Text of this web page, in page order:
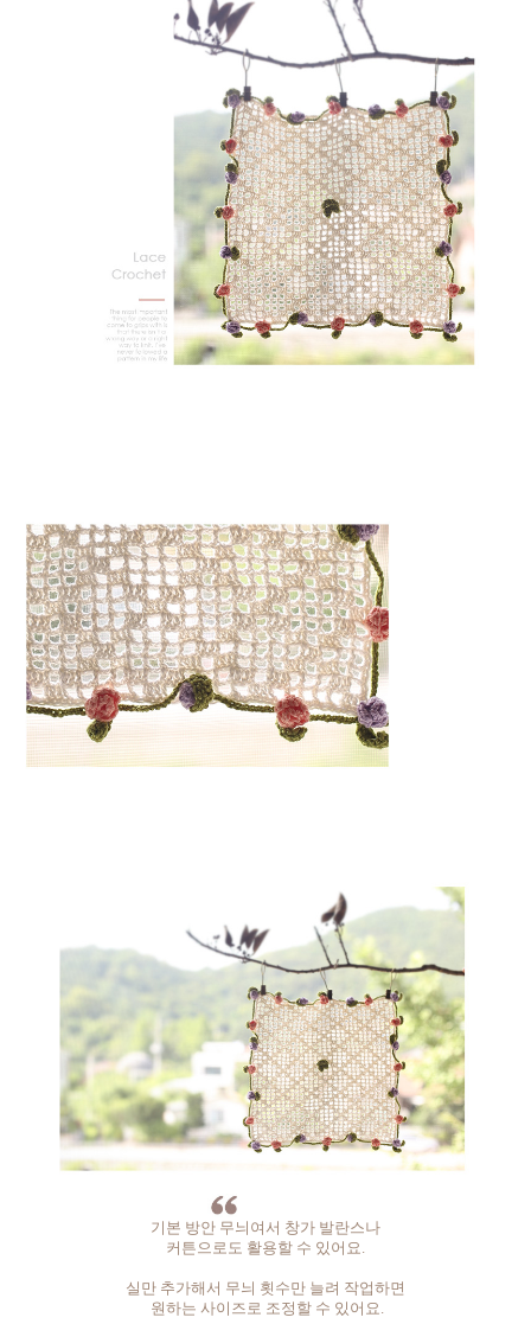
기본 방안 무늬여서 창가 발란스나
커튼으로도 활용할 수 있어요.
실만 추가해서 무늬 횟수만 늘려 작업하면
원하는 사이즈로 조정할 수 있어요.